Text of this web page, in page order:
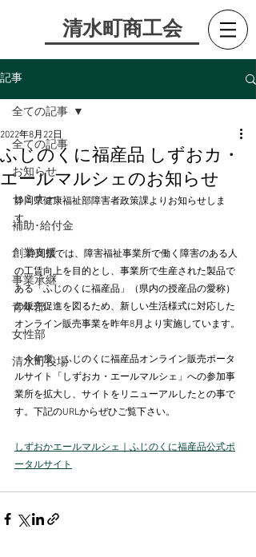
​清水町商工会
記事
全ての記事
お知らせ
セミナー
補助･給付金
創業支援
事業承継
青年部
女性部
清水町役場
全ての記事
ふじのくに福産品 しずおカ・
エールマルシェのお知らせ
2022年8月22日
静岡県健康福祉部障害者政策課よりお知らせしま
す。
静岡県では、障害福祉事業所で働く障害のある人
の工賃向上を目的とし、事業所で生産された製品で
ある「ふじのくに福産品」（県内の授産品の愛称）
の販売促進を図るため、新しい生活様式に対応した
オンライン販売事業を昨年8月より実施しています。
今年度、ふじのくに福産品オンライン販売ポータ
ルサイト「しずおカ・エールマルシェ」への参加事
業所を拡大し、サイトをリニューアルしたとの事で
す。下記のURLからぜひご覧下さい。
しずおかエールマルシェ｜ふじのくに福産品公式ポ
ータルサイト